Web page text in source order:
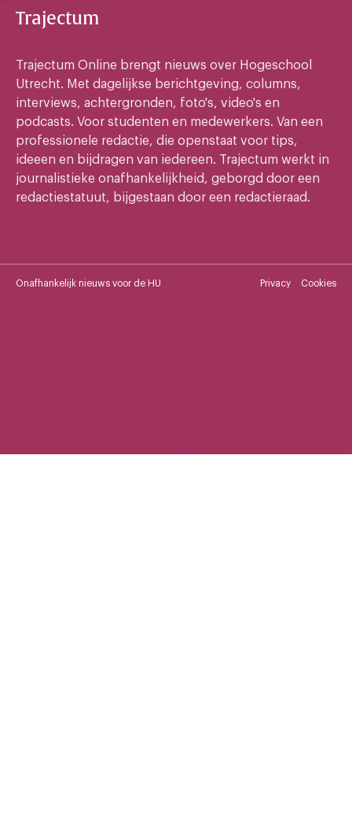
Trajectum
Trajectum Online brengt nieuws over Hogeschool
Utrecht. Met dagelijkse berichtgeving, columns,
interviews, achtergronden, foto's, video's en
podcasts. Voor studenten en medewerkers. Van een
professionele redactie, die openstaat voor tips,
ideeen en bijdragen van iedereen. Trajectum werkt in
journalistieke onafhankelijkheid, geborgd door een
redactiestatuut, bijgestaan door een redactieraad.
Onafhankelijk nieuws voor de HU Privacy Cookies